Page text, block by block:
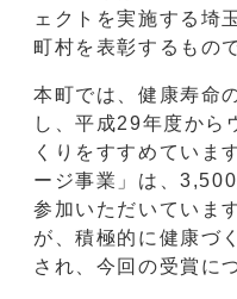
ェクトを実施する埼
町村を表彰するもの
本町では、健康寿命
し、平成29年度から
くりをすすめていま
ージ事業」は、
参加いただいていま
が、積極的に健康づ
され、今回の受賞に